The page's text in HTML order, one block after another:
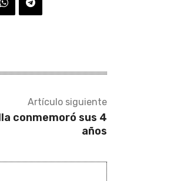
Artículo siguiente
conmemoró sus 4
años